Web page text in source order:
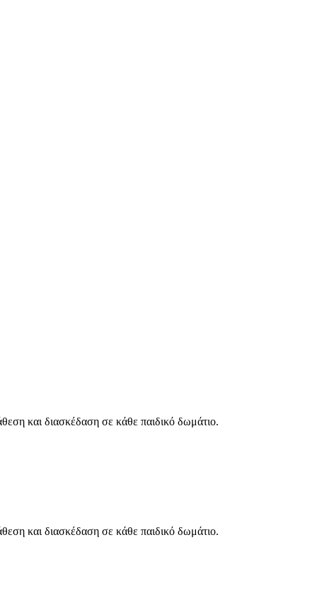
και διασκέδαση σε κάθε παιδικό δωμάτιο.
και διασκέδαση σε κάθε παιδικό δωμάτιο.